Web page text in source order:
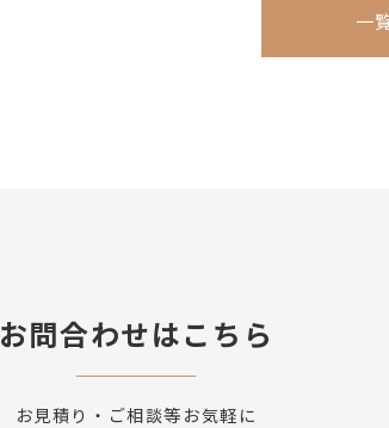
一
お問合わせはこちら
お見積り・ご相談等お気軽に